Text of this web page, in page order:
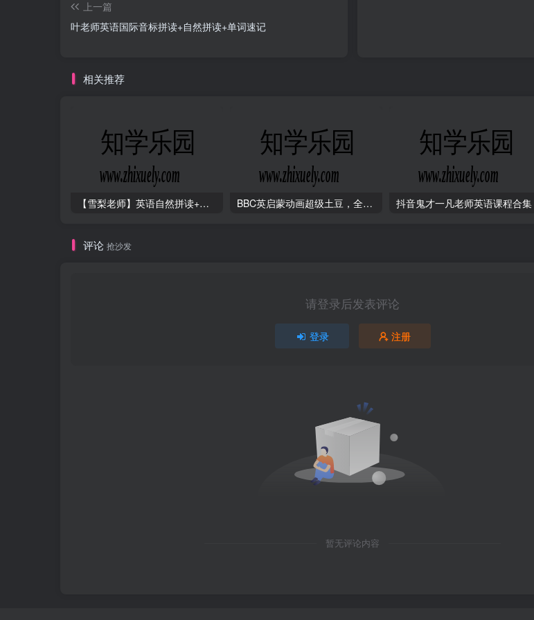
上一篇
叶老师英语国际音标拼读+自然拼读+单词速记
相关推荐
【雪梨老师】英语自然拼读+音标+发音规则（精品课三合一） BBC英启蒙动画超级土豆，全1-3季共78集+儿歌9集 抖音鬼才一凡老师英语课程合集
评论 抢沙发
请登录后发表评论
登录 注册
暂无评论内容